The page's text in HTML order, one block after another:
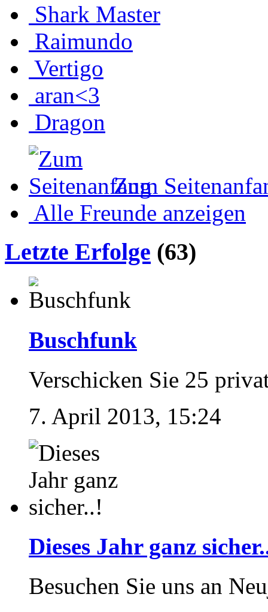
Shark Master
Raimundo
Vertigo
aran<3
Dragon
Zum
Alle Freunde anzeigen
Letzte Erfolge (63)
Buschfunk
Verschicken Sie 25
7. April 2013, 15:24
Dieses Jahr ganz
Besuchen Sie uns an